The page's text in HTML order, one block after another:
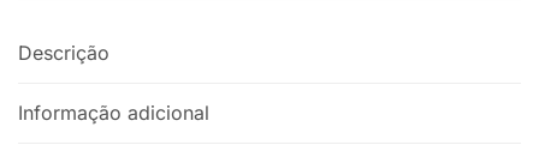
Descrição
Informação adicional